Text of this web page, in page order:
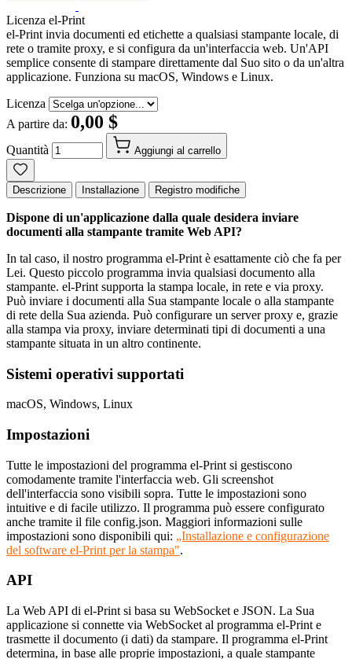
Licenza el-Print
el-Print invia documenti ed etichette a qualsiasi stampante locale, di
rete o tramite proxy, e si configura da un'interfaccia web. Un'API
semplice consente di stampare direttamente dal Suo sito o da un'altra
applicazione. Funziona su macOS, Windows e Linux.
Licenza
A partire da: 0,00 $
Quantità Aggiungi al carrello
Descrizione Installazione Registro modifiche
Dispone di un'applicazione dalla quale desidera inviare
documenti alla stampante tramite Web API?
In tal caso, il nostro programma el-Print è esattamente ciò che fa per
Lei. Questo piccolo programma invia qualsiasi documento alla
stampante. el-Print supporta la stampa locale, in rete e via proxy.
Può inviare i documenti alla Sua stampante locale o alla stampante
di rete della Sua azienda. Può configurare un server proxy e, grazie
alla stampa via proxy, inviare determinati tipi di documenti a una
stampante situata in un altro continente.
Sistemi operativi supportati
macOS, Windows, Linux
Impostazioni
Tutte le impostazioni del programma el-Print si gestiscono
comodamente tramite l'interfaccia web. Gli screenshot
dell'interfaccia sono visibili sopra. Tutte le impostazioni sono
intuitive e di facile utilizzo. Il programma può essere configurato
anche tramite il file config.json. Maggiori informazioni sulle
impostazioni sono disponibili qui: „Installazione e configurazione
del software el-Print per la stampa".
API
La Web API di el-Print si basa su WebSocket e JSON. La Sua
applicazione si connette via WebSocket al programma el-Print e
trasmette il documento (i dati) da stampare. Il programma el-Print
determina, in base alle proprie impostazioni, a quale stampante